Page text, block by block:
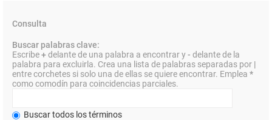
Consulta
Buscar palabras clave:
Escribe+delante de una palabra a encontrar y- delante de la
palabra para excluirla. Crea una lista de palabras separadas por |
entre corchetes si solo una de ellas se quiere encontrar. Emplea *
como comodín para coincidencias parciales.
Buscar todos los términos